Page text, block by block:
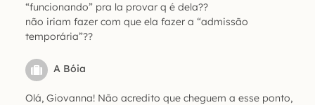
“funcionando” pra la provar q é dela??
não iriam fazer com que ela fazer a “admissão
temporária”??
A Bóia
Olá, Giovanna! Não acredito que cheguem a esse ponto,